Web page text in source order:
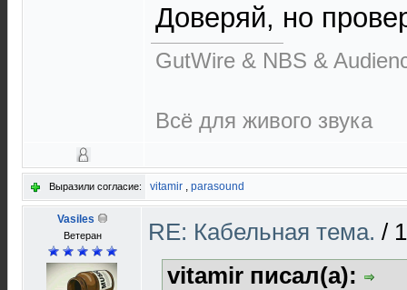
Доверяй, но
GutWire & NBS &
Всё для живого звука
Выразили согласие: vitamir , parasound
Vasiles
Ветеран RE: Кабельная тема. /
vitamir писал(а):